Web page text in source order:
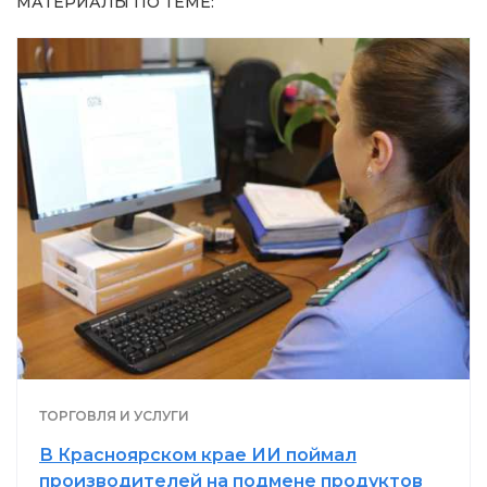
ТОРГОВЛЯ И УСЛУГИ
В Красноярском крае ИИ поймал
производителей на подмене продуктов